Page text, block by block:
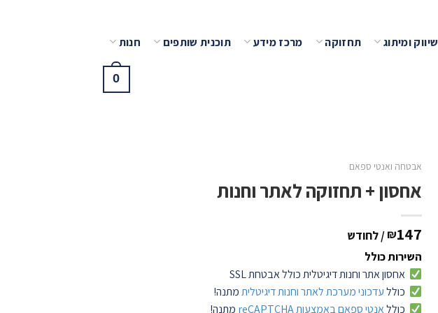
שיווק ומיתוג תחזוקה מרכז מידע תוכנית שותפים חנות
0
אבטחה ואנטי ספאם
אחסון + תחזוקה לאתר וחנות
₪147
/ לחודש
השירות כולל
אחסון אתר וחנות דיגיטלית כולל אבטחת SSL
כוללעדכוני מערכת לאתר וחנות דיגיטליתמתנה!
כוללאנטי ספאם באמצעות reCAPTCHA מתנה!